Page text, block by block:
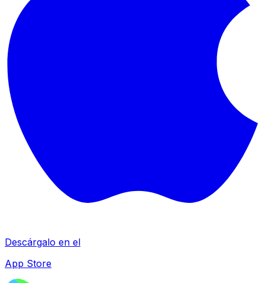
Descárgalo en el
App Store